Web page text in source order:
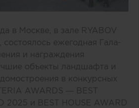
в Москве, в зале RYABOV
состоялось ежегодная Гала-
и награждения
объекты ландшафта и
в конкурсных
AWARDS — BEST
2025 и BEST HOUSE AWARD